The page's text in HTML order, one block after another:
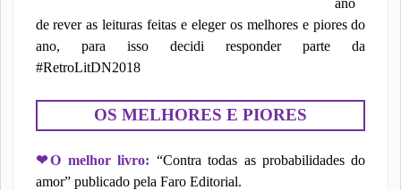
ano
de rever as leituras feitas e eleger os melhores e piores do
ano, para isso decidi responder parte da
#RetroLitDN2018
OS MELHORES E PIORES
❤O melhor livro: “Contra todas as probabilidades do
amor” publicado pela Faro Editorial.